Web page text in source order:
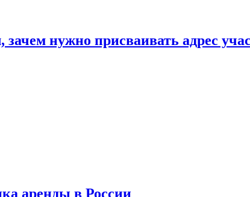
нужно присваивать адрес
аренды в России